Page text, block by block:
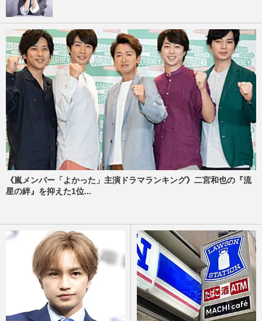
《嵐メンバー「よかった」主演ドラマランキング》二宮和也の『流
星の絆』を抑えた1位...